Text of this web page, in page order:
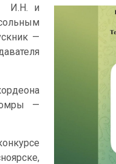
И.Н. и
—
—